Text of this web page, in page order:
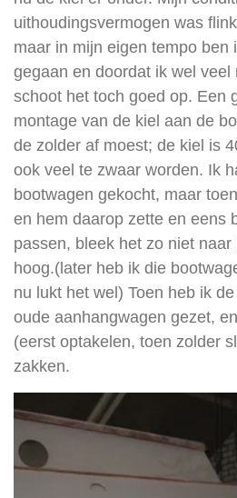
uithoudingsvermogen was
maar in mijn eigen tempo ben
gegaan en doordat ik wel veel
schoot het toch goed op. Een
montage van de kiel aan de
de zolder af moest; de kiel is
ook veel te zwaar worden. Ik
bootwagen gekocht, maar
en hem daarop zette en eens
passen, bleek het zo niet
hoog.(later heb ik die
nu lukt het wel) Toen heb ik
oude aanhangwagen gezet,
(eerst optakelen, toen zolder
zakken.